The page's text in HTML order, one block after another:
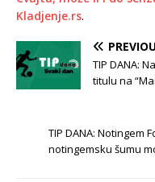
Kladjenje.rs.
TIP DANA:
titulu na
TIP DANA: Notingem
notingemsku šumu